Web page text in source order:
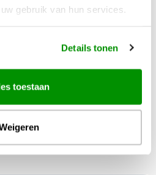
gebruik van hun services.
Details tonen
toestaan
een
huwelijksreis naar Fiji
u graag om de voor- en nadelen